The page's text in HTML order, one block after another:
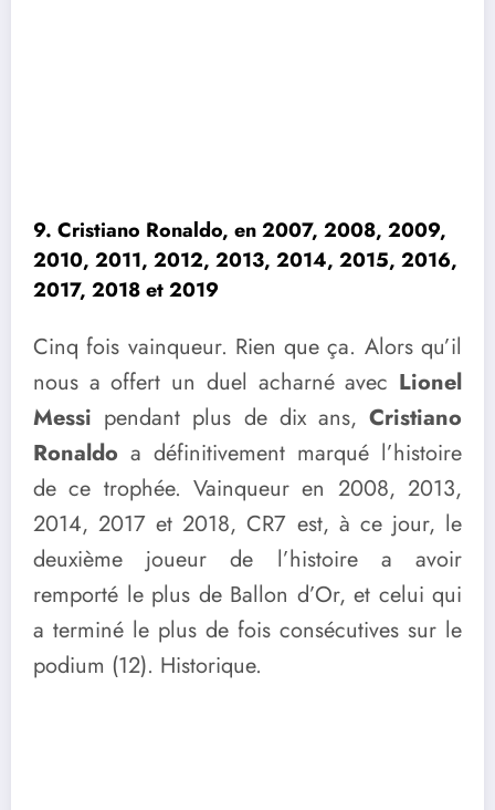
9. Cristiano Ronaldo, en 2007, 2008, 2009,
2010, 2011, 2012, 2013, 2014, 2015, 2016,
2017, 2018 et 2019
Cinq fois vainqueur. Rien que ça. Alors qu’il
nous a offert un duel acharné avec Lionel
Messi pendant plus de dix ans,Cristiano
Ronaldo a définitivement marqué l’histoire
de ce trophée. Vainqueur en 2008, 2013,
2014, 2017 et 2018, CR7 est, à ce jour, le
deuxième joueur de l’histoire a avoir
remporté le plus de Ballon d’Or, et celui qui
a terminé le plus de fois consécutives sur le
podium (12). Historique.